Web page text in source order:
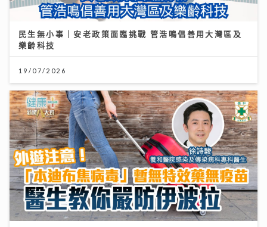
民生無小事｜安老政策面臨挑戰 管浩鳴倡善用大灣區及
樂齡科技
19/07/2026